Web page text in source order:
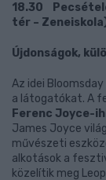
18.30
tér –
Újdonságok,
Az idei
a látogatókat. A
Ferenc Joyce-
James Joyce
művészeti
alkotások a
közelítik meg